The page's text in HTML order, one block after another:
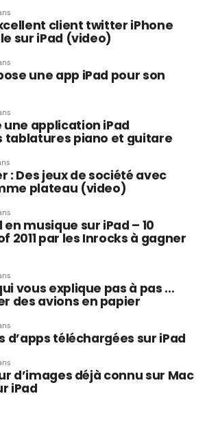
client twitter iPhone
sur iPad (video)
une app iPad pour son
application iPad
tablatures piano et guitare
: Des jeux de société avec
plateau (video)
en musique sur iPad – 10
2011 par les Inrocks à gagner
vous explique pas à pas …
des avions en papier
d’apps téléchargées sur iPad
d’images déjà connu sur Mac
iPad